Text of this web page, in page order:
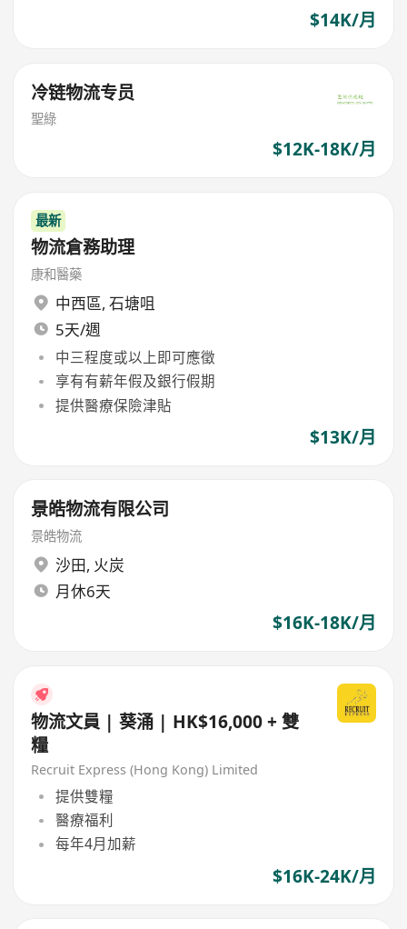
$14K/月
冷链物流专员
聖綠
$12K-18K/月
最新
物流倉務助理
康和醫藥
中西區, 石塘咀
5天/週
中三程度或以上即可應徵
享有有薪年假及銀行假期
提供醫療保險津貼
$13K/月
景皓物流有限公司
景皓物流
沙田, 火炭
月休6天
$16K-18K/月
物流文員 | 葵涌 | HK$16,000 + 雙
糧
Recruit Express (Hong Kong) Limited
提供雙糧
醫療福利
每年4月加薪
$16K-24K/月